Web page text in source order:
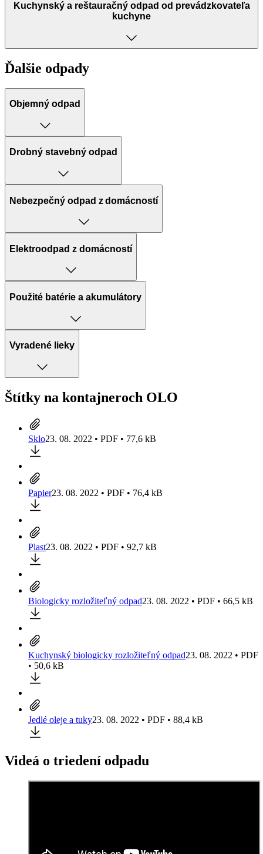
Kuchynský a reštauračný odpad od prevádzkovateľa
kuchyne
Ďalšie odpady
Objemný odpad
Drobný stavebný odpad
Nebezpečný odpad z domácností
Elektroodpad z domácností
Použité batérie a akumulátory
Vyradené lieky
Štítky na kontajneroch OLO
Sklo23. 08. 2022 • PDF • 77,6 kB
Papier23. 08. 2022 • PDF • 76,4 kB
Plast23. 08. 2022 • PDF • 92,7 kB
Biologicky rozložiteľný odpad23. 08. 2022 • PDF • 66,5 kB
Kuchynský biologicky rozložiteľný odpad23. 08. 2022 • PDF
• 50,6 kB
Jedlé oleje a tuky23. 08. 2022 • PDF • 88,4 kB
Videá o triedení odpadu